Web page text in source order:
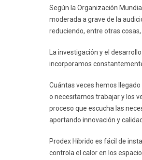
Según la Organización
moderada a grave de la
reduciendo, entre otras
La investigación y el
incorporamos
Cuántas veces hemos
o necesitamos trabajar y los
proceso que escucha las
aportando innovación y
Prodex Híbrido es fácil de
controla el calor en los